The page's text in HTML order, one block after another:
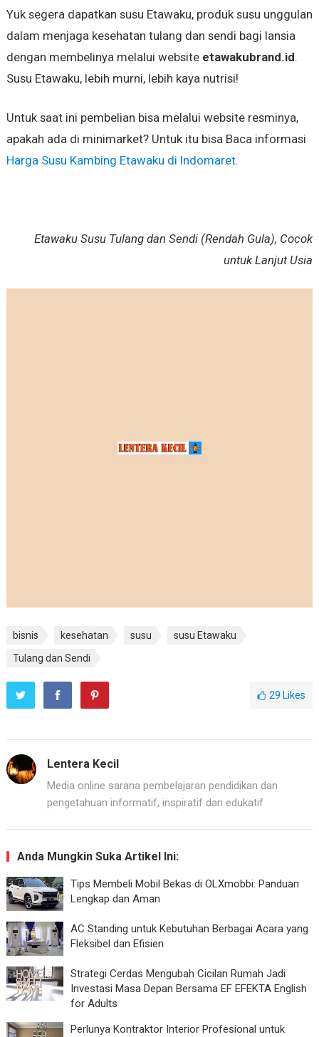
Yuk segera dapatkan susu Etawaku, produk susu unggulan
dalam menjaga kesehatan tulang dan sendi bagi lansia
dengan membelinya melalui website etawakubrand.id.
Susu Etawaku, lebih murni, lebih kaya nutrisi!
Untuk saat ini pembelian bisa melalui website resminya,
apakah ada di minimarket? Untuk itu bisa Baca informasi
Harga Susu Kambing Etawaku di Indomaret.
Etawaku Susu Tulang dan Sendi (Rendah Gula), Cocok
untuk Lanjut Usia
bisnis kesehatan susu
susu Etawaku
Tulang dan Sendi
29 Likes
Lentera Kecil
Media online sarana pembelajaran pendidikan dan
pengetahuan informatif, inspiratif dan edukatif
Anda Mungkin Suka Artikel Ini:
Tips Membeli Mobil Bekas di OLXmobbi: Panduan
Lengkap dan Aman
AC Standing untuk Kebutuhan Berbagai Acara yang
Fleksibel dan Efisien
Strategi Cerdas Mengubah Cicilan Rumah Jadi
Investasi Masa Depan Bersama EF EFEKTA English
for Adults
Perlunya Kontraktor Interior Profesional untuk